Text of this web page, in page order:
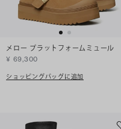
メロー プラットフォームミュール
¥ 69,300
ショッピングバッグに追加